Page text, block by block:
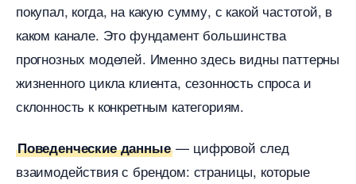
покупал, когда, на какую сумму, с какой частотой,
каком канале. Это фундамент большинства
прогнозных моделей. Именно здесь видны паттерны
жизненного цикла клиента, сезонность спроса и
склонность к конкретным категориям.
Поведенческие данные— цифровой след
заимодействия с брендом: страницы, которые